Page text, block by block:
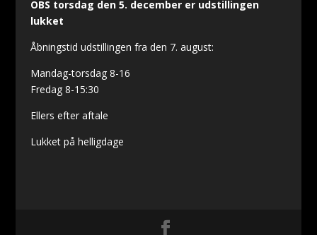
OBS torsdag den 5. december er udstillingen
lukket
Åbningstid udstillingen fra den 7. august:
Mandag-torsdag 8-16
Fredag 8-15:30
Ellers efter aftale
Lukket på helligdage